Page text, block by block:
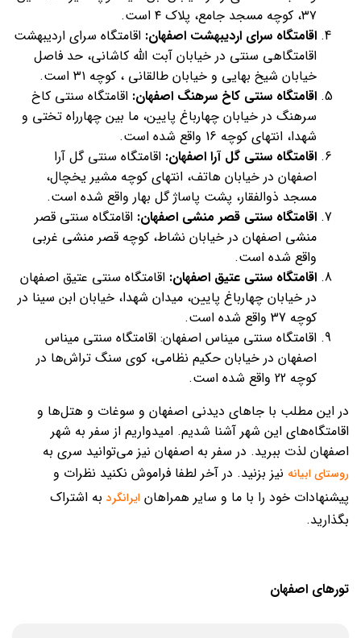
۳۷، کوچه مسجد جامع، پلاک ۴ است.
اقامتگاه سرای اردیبهشت اصفهان: اقامتگاه سرای اردیبهشت
اقامتگاهی سنتی در خیابان آبت الله کاشانی، حد فاصل
خیابان شیخ بهایی و خیابان طالقانی ، کوچه ۳۱ است.
اقامتگاه سنتی کاخ سرهنگ اصفهان: اقامتگاه سنتی کاخ
سرهنگ در خیابان چهارباغ پایین، ما بین چهارراه تختی و
شهدا، انتهای کوچه 16 واقع شده است.
اقامتگاه سنتی گل آرا اصفهان: اقامتگاه سنتی گل آرا
اصفهان در خیابان هاتف، انتهای کوچه مشیر یخچال،
مسجد ذوالفقار، پشت پاساژ گل بهار واقع شده است.
اقامتگاه سنتی قصر منشی اصفهان: اقامتگاه سنتی قصر
منشی اصفهان در خیابان نشاط، کوچه قصر منشی غربی
واقع شده است.
اقامتگاه سنتی عتیق اصفهان: اقامتگاه سنتی عتیق اصفهان
در خیابان چهارباغ پایین، میدان شهدا، خیابان ابن سینا در
کوچه 37 واقع شده است.
اقامتگاه سنتی میناس اصفهان: اقامتگاه سنتی میناس
اصفهان در خیابان حکیم نظامی، کوی سنگ تراش‌ها در
کوچه 22 واقع شده است.
در این مطلب با جاهای دیدنی اصفهان و سوغات و هتل‌ها و
اقامتگاه‌های این شهر آشنا شدیم. امیدواریم از سفر به شهر
اصفهان لذت ببرید. در سفر به اصفهان نیز می‌توانید سری به
روستای ابیانه نیز بزنید. در آخر لطفا فراموش نکنید نظرات و
پیشنهادات خود را با ما و سایر همراهان ایرانگرد به اشتراک
بگذارید.
تورهای اصفهان